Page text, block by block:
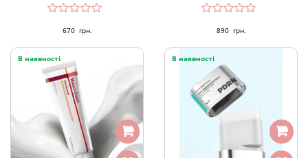
670 грн. 890 грн.
В наявності В наявності